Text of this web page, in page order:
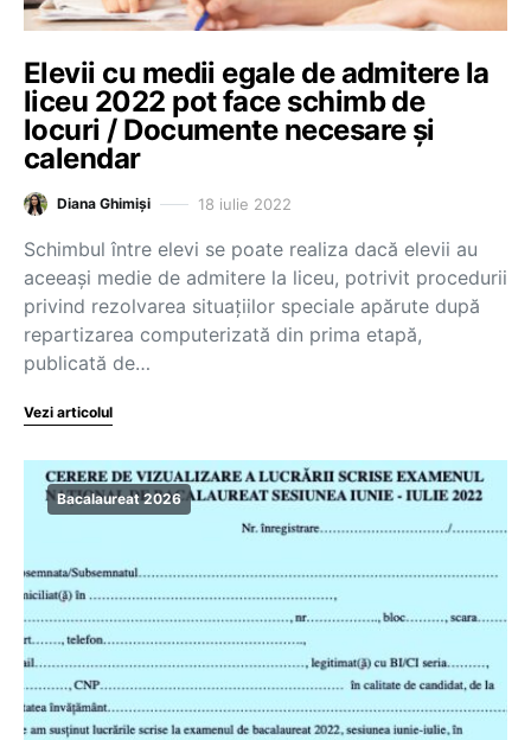
Elevii cu medii egale de admitere la
liceu 2022 pot face schimb de
locuri / Documente necesare și
calendar
Diana Ghimiși 18 iulie 2022
Schimbul între elevi se poate realiza dacă elevii au
aceeași medie de admitere la liceu, potrivit procedurii
privind rezolvarea situațiilor speciale apărute după
repartizarea computerizată din prima etapă,
publicată de…
Vezi articolul
Bacalaureat 2026